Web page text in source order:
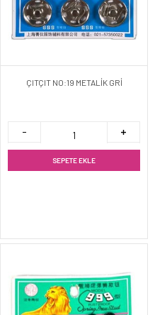
ÇITÇIT NO:19 METALİK GRİ
SEPETE EKLE